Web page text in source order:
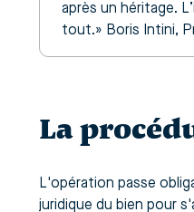
après un héritage.
tout.» Boris Intini,
La
L'opération passe
juridique du bien pour